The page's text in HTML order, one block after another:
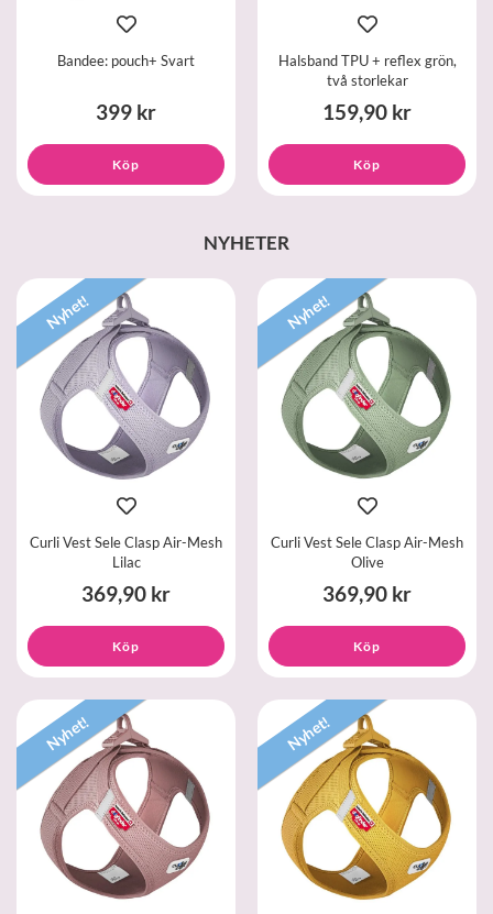
Bandee: pouch+ Svart
399 kr
Köp
Halsband TPU + reflex grön,
två storlekar
159,90 kr
Köp
NYHETER
Nyhet!
Curli Vest Sele Clasp Air-Mesh
Lilac
369,90 kr
Köp
Nyhet!
Curli Vest Sele Clasp Air-Mesh
Olive
369,90 kr
Köp
Nyhet! Nyhet!